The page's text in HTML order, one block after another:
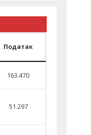
Податак
163.470
51.297